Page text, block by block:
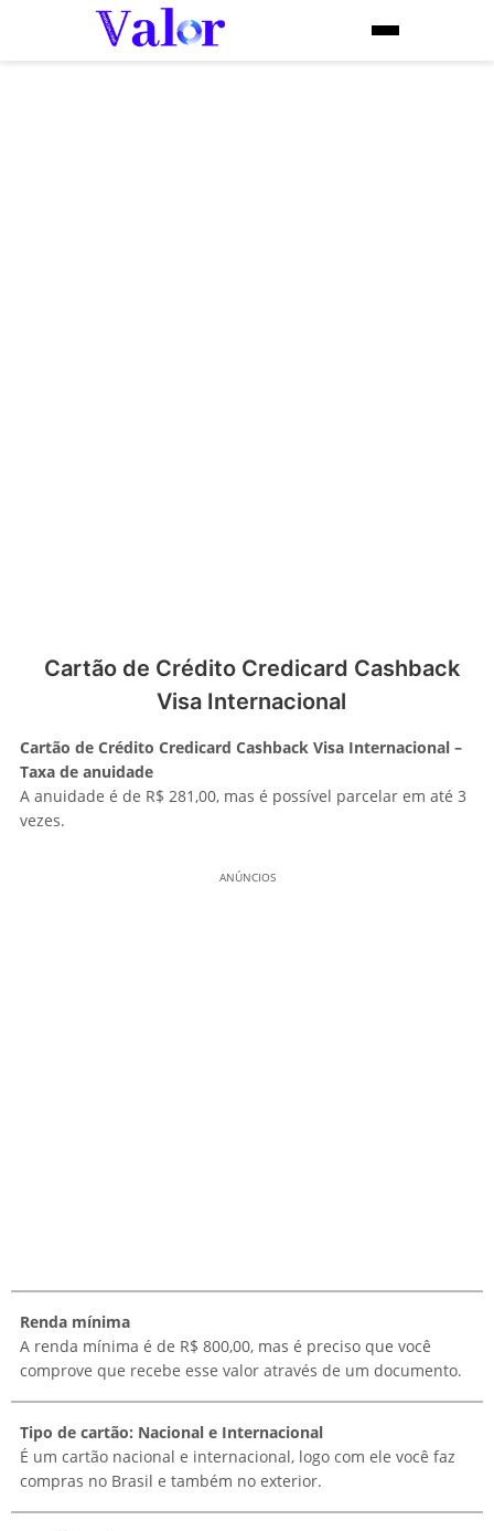
Cartão de Crédito Credicard Cashback
Visa Internacional
Cartão de Crédito Credicard Cashback Visa Internacional –
Taxa de anuidade
A anuidade é de R$ 281,00, mas é possível parcelar em até 3
vezes.
ANÚNCIOS
Renda mínima
A renda mínima é de R$ 800,00, mas é preciso que você
comprove que recebe esse valor através de um documento.
Tipo de cartão: Nacional e Internacional
É um cartão nacional e internacional, logo com ele você faz
compras no Brasil e também no exterior.